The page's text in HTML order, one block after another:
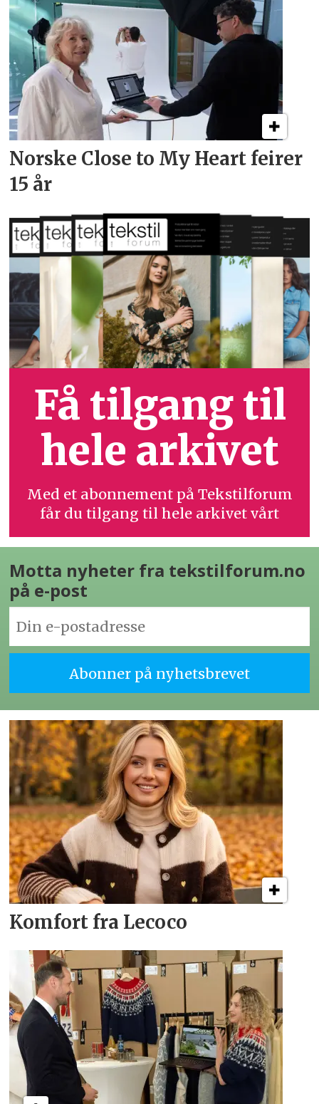
Norske Close to My Heart feirer
15 år
Få tilgang til
hele arkivet
Med et abonnement på Tekstilforum
får du tilgang til hele arkivet vårt
Motta nyheter fra tekstilforum.no
på e-post
Komfort fra Lecoco